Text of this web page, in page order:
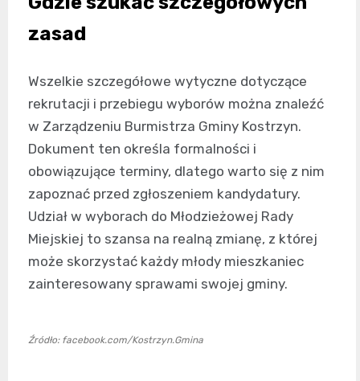
zasad
Wszelkie szczegółowe wytyczne dotyczące
rekrutacji i przebiegu wyborów można znaleźć
w Zarządzeniu Burmistrza Gminy Kostrzyn.
Dokument ten określa formalności i
obowiązujące terminy, dlatego warto się z nim
zapoznać przed zgłoszeniem kandydatury.
Udział w wyborach do Młodzieżowej Rady
Miejskiej to szansa na realną zmianę, z której
może skorzystać każdy młody mieszkaniec
zainteresowany sprawami swojej gminy.
Źródło: facebook.com/Kostrzyn.Gmina